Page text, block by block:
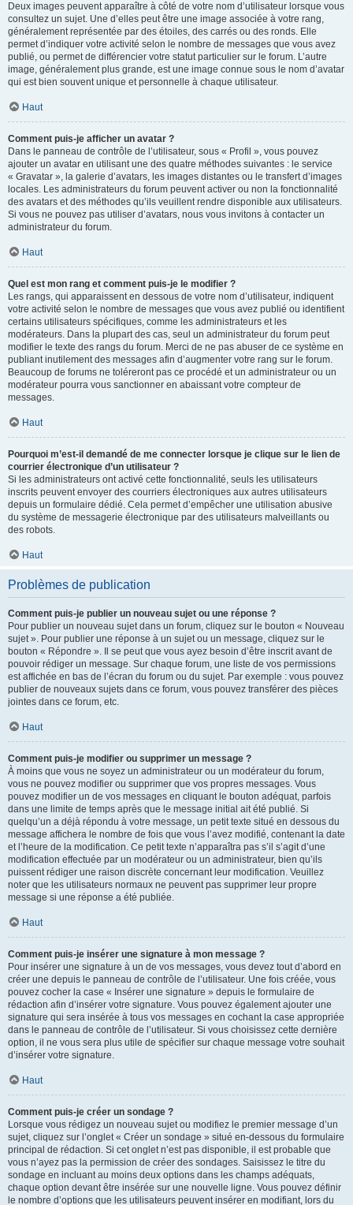
Deux images peuvent apparaître à côté de votre nom d’utilisateur lorsque vous
consultez un sujet. Une d’elles peut être une image associée à votre rang,
généralement représentée par des étoiles, des carrés ou des ronds. Elle
permet d’indiquer votre activité selon le nombre de messages que vous avez
publié, ou permet de différencier votre statut particulier sur le forum. L’autre
image, généralement plus grande, est une image connue sous le nom d’avatar
qui est bien souvent unique et personnelle à chaque utilisateur.
Haut
Comment puis-je afficher un avatar ?
Dans le panneau de contrôle de l’utilisateur, sous « Profil », vous pouvez
ajouter un avatar en utilisant une des quatre méthodes suivantes : le service
« Gravatar », la galerie d’avatars, les images distantes ou le transfert d’images
locales. Les administrateurs du forum peuvent activer ou non la fonctionnalité
des avatars et des méthodes qu’ils veuillent rendre disponible aux utilisateurs.
Si vous ne pouvez pas utiliser d’avatars, nous vous invitons à contacter un
administrateur du forum.
Haut
Quel est mon rang et comment puis-je le modifier ?
Les rangs, qui apparaissent en dessous de votre nom d’utilisateur, indiquent
votre activité selon le nombre de messages que vous avez publié ou identifient
certains utilisateurs spécifiques, comme les administrateurs et les
modérateurs. Dans la plupart des cas, seul un administrateur du forum peut
modifier le texte des rangs du forum. Merci de ne pas abuser de ce système en
publiant inutilement des messages afin d’augmenter votre rang sur le forum.
Beaucoup de forums ne toléreront pas ce procédé et un administrateur ou un
modérateur pourra vous sanctionner en abaissant votre compteur de
messages.
Haut
Pourquoi m’est-il demandé de me connecter lorsque je clique sur le lien de
courrier électronique d’un utilisateur ?
Si les administrateurs ont activé cette fonctionnalité, seuls les utilisateurs
inscrits peuvent envoyer des courriers électroniques aux autres utilisateurs
depuis un formulaire dédié. Cela permet d’empêcher une utilisation abusive
du système de messagerie électronique par des utilisateurs malveillants ou
des robots.
Haut
Problèmes de publication
Comment puis-je publier un nouveau sujet ou une réponse ?
Pour publier un nouveau sujet dans un forum, cliquez sur le bouton « Nouveau
sujet ». Pour publier une réponse à un sujet ou un message, cliquez sur le
bouton « Répondre ». Il se peut que vous ayez besoin d’être inscrit avant de
pouvoir rédiger un message. Sur chaque forum, une liste de vos permissions
est affichée en bas de l’écran du forum ou du sujet. Par exemple : vous pouvez
publier de nouveaux sujets dans ce forum, vous pouvez transférer des pièces
jointes dans ce forum, etc.
Haut
Comment puis-je modifier ou supprimer un message ?
À moins que vous ne soyez un administrateur ou un modérateur du forum,
vous ne pouvez modifier ou supprimer que vos propres messages. Vous
pouvez modifier un de vos messages en cliquant le bouton adéquat, parfois
dans une limite de temps après que le message initial ait été publié. Si
quelqu’un a déjà répondu à votre message, un petit texte situé en dessous du
message affichera le nombre de fois que vous l’avez modifié, contenant la date
et l’heure de la modification. Ce petit texte n’apparaîtra pas s’il s’agit d’une
modification effectuée par un modérateur ou un administrateur, bien qu’ils
puissent rédiger une raison discrète concernant leur modification. Veuillez
noter que les utilisateurs normaux ne peuvent pas supprimer leur propre
message si une réponse a été publiée.
Haut
Comment puis-je insérer une signature à mon message ?
Pour insérer une signature à un de vos messages, vous devez tout d’abord en
créer une depuis le panneau de contrôle de l’utilisateur. Une fois créée, vous
pouvez cocher la case « Insérer une signature » depuis le formulaire de
rédaction afin d’insérer votre signature. Vous pouvez également ajouter une
signature qui sera insérée à tous vos messages en cochant la case appropriée
dans le panneau de contrôle de l’utilisateur. Si vous choisissez cette dernière
option, il ne vous sera plus utile de spécifier sur chaque message votre souhait
d’insérer votre signature.
Haut
Comment puis-je créer un sondage ?
Lorsque vous rédigez un nouveau sujet ou modifiez le premier message d’un
sujet, cliquez sur l’onglet « Créer un sondage » situé en-dessous du formulaire
principal de rédaction. Si cet onglet n’est pas disponible, il est probable que
vous n’ayez pas la permission de créer des sondages. Saisissez le titre du
sondage en incluant au moins deux options dans les champs adéquats,
chaque option devant être insérée sur une nouvelle ligne. Vous pouvez définir
le nombre d’options que les utilisateurs peuvent insérer en modifiant, lors du